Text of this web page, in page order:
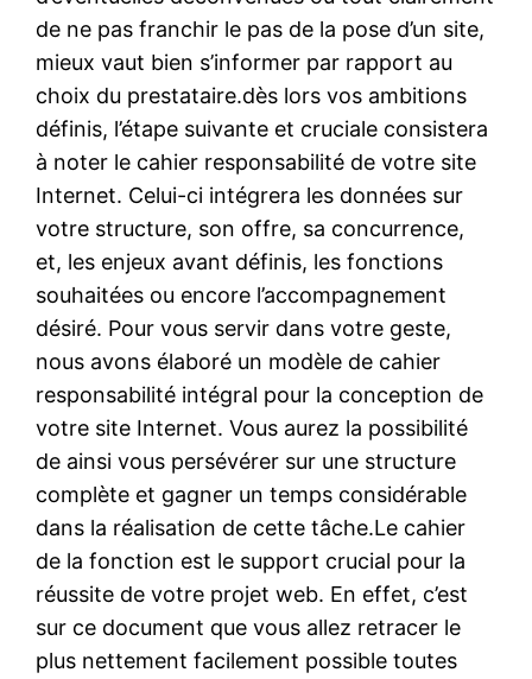
de ne pas franchir le pas de la pose d’un site,
mieux vaut bien s’informer par rapport au
choix du prestataire.dès lors vos ambitions
définis, l’étape suivante et cruciale consistera
à noter le cahier responsabilité de votre site
Internet. Celui-ci intégrera les données sur
votre structure, son offre, sa concurrence,
et, les enjeux avant définis, les fonctions
souhaitées ou encore l’accompagnement
désiré. Pour vous servir dans votre geste,
nous avons élaboré un modèle de cahier
responsabilité intégral pour la conception de
votre site Internet. Vous aurez la possibilité
de ainsi vous persévérer sur une structure
complète et gagner un temps considérable
dans la réalisation de cette tâche.Le cahier
de la fonction est le support crucial pour la
réussite de votre projet web. En effet, c’est
sur ce document que vous allez retracer le
plus nettement facilement possible toutes